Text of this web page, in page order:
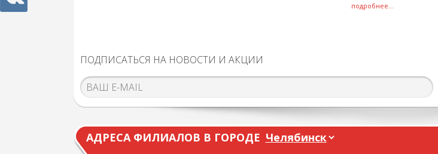
подробнее...
ПОДПИСАТЬСЯ НА НОВОСТИ И АКЦИИ
АДРЕСА ФИЛИАЛОВ В ГОРОДЕ